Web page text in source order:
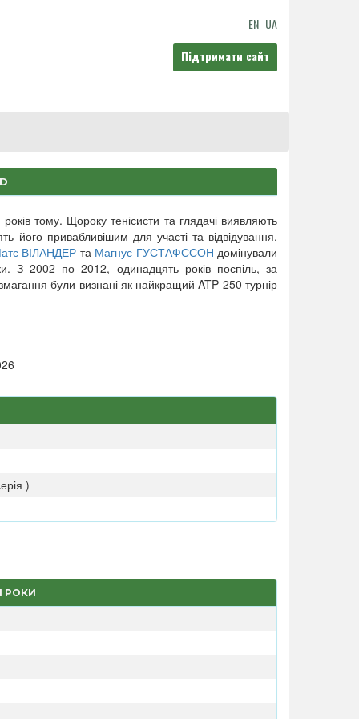
EN UA
Підтримати сайт
тому. Щороку тенісисти та глядачі виявляють
його привабливішим для участі та відвідування.
ВІЛАНДЕР та Магнус ГУСТАФССОН домінували
З 2002 по 2012, одинадцять років поспіль, за
були визнані як найкращий ATP 250 турнір
)
РОКИ